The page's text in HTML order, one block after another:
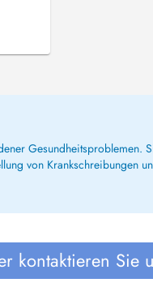
Gesundheitsproblemen.
von Krankschreibungen
kontaktieren Sie